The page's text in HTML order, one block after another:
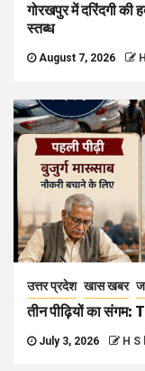
गोरखपुर में दरिंदगी की
स्तब्ध
August 7, 2026
उत्तर प्रदेश खास खबर
तीन पीढ़ियों का संगम:
July 3, 2026 H S